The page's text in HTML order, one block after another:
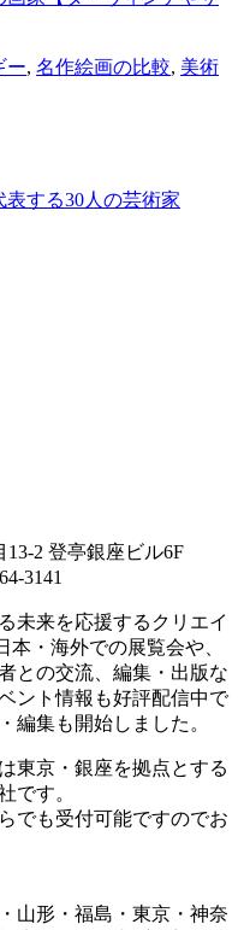
ー, 名作絵画の比較, 美術
する30人の芸術家
13-2 登亭銀座ビル6F
3141
未来を応援するクリエイ
本・海外での展覧会や、
との交流、編集・出版な
ント情報も好評配信中で
編集も開始しました。
東京・銀座を拠点とする
です。
でも受付可能ですのでお
山形・福島・東京・神奈